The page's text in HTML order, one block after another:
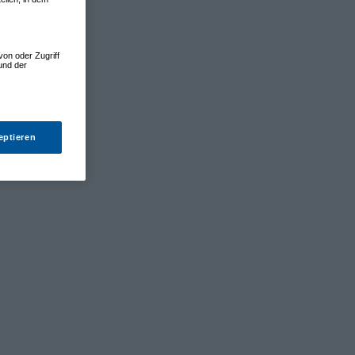
oder Zugriff
der